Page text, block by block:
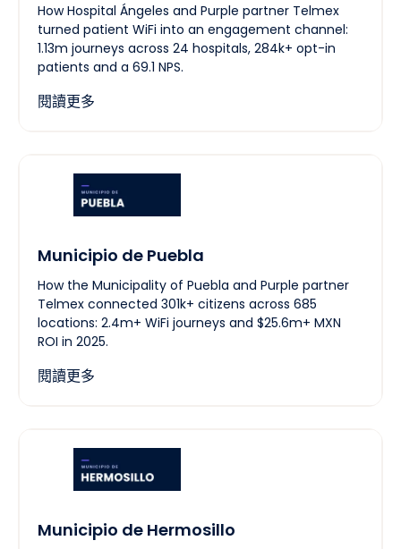
How Hospital Ángeles and Purple partner Telmex
turned patient WiFi into an engagement channel:
1.13m journeys across 24 hospitals, 284k+ opt-in
patients and a 69.1 NPS.
閱讀更多
Municipio de Puebla
How the Municipality of Puebla and Purple partner
Telmex connected 301k+ citizens across 685
locations: 2.4m+ WiFi journeys and $25.6m+ MXN
ROI in 2025.
閱讀更多
Municipio de Hermosillo